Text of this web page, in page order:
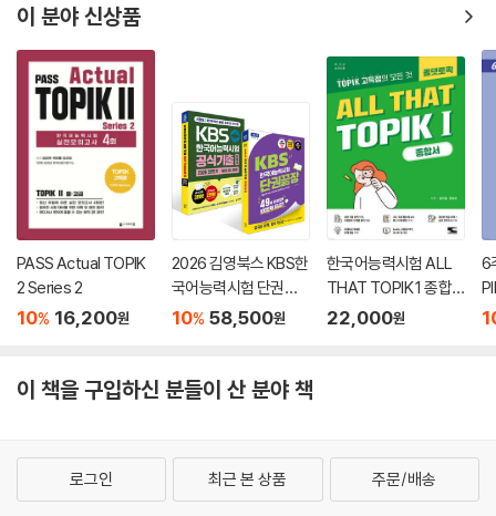
이 분야 신상품
PASS Actual TOPIK
2 Series 2
10% 16,200원
2026 김영북스 KBS한
국어능력시험 단권끝
장 + 2026 [상반기 공
집 제91, 90, 89회+모
10% 58,500원
한국어능력시험 ALL
THAT TOPIK 1 종합
서
22,000원
6
이 책을 구입하신 분들이 산 분야 책
로그인 최근 본 상품 주문/배송